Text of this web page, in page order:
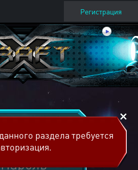
Регистрация
раздела требуется